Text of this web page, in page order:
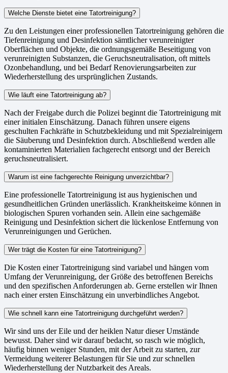
Welche Dienste bietet eine Tatortreinigung?
Zu den Leistungen einer professionellen Tatortreinigung gehören die
Tiefenreinigung und Desinfektion sämtlicher verunreinigter
Oberflächen und Objekte, die ordnungsgemäße Beseitigung von
verunreinigten Substanzen, die Geruchsneutralisation, oft mittels
Ozonbehandlung, und bei Bedarf Renovierungsarbeiten zur
Wiederherstellung des ursprünglichen Zustands.
Wie läuft eine Tatortreinigung ab?
Nach der Freigabe durch die Polizei beginnt die Tatortreinigung mit
einer initialen Einschätzung. Danach führen unsere eigens
geschulten Fachkräfte in Schutzbekleidung und mit Spezialreinigern
die Säuberung und Desinfektion durch. Abschließend werden alle
kontaminierten Materialien fachgerecht entsorgt und der Bereich
geruchsneutralisiert.
Warum ist eine fachgerechte Reinigung unverzichtbar?
Eine professionelle Tatortreinigung ist aus hygienischen und
gesundheitlichen Gründen unerlässlich. Krankheitskeime können in
biologischen Spuren vorhanden sein. Allein eine sachgemäße
Reinigung und Desinfektion sichert die lückenlose Entfernung von
Verunreinigungen und Gerüchen.
Wer trägt die Kosten für eine Tatortreinigung?
Die Kosten einer Tatortreinigung sind variabel und hängen vom
Umfang der Verunreinigung, der Größe des betroffenen Bereichs
und den spezifischen Anforderungen ab. Gerne erstellen wir Ihnen
nach einer ersten Einschätzung ein unverbindliches Angebot.
Wie schnell kann eine Tatortreinigung durchgeführt werden?
Wir sind uns der Eile und der heiklen Natur dieser Umstände
bewusst. Daher sind wir darauf bedacht, so rasch wie möglich,
häufig binnen weniger Stunden, mit der Arbeit zu starten, zur
Vermeidung weiterer Belastungen für Sie und zur schnellen
Wiederherstellung der Nutzbarkeit des Areals.